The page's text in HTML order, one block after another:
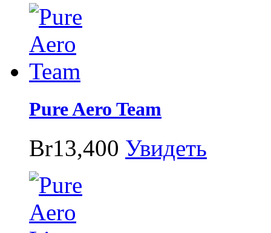
Pure Aero Team
Br13,400 Увидеть